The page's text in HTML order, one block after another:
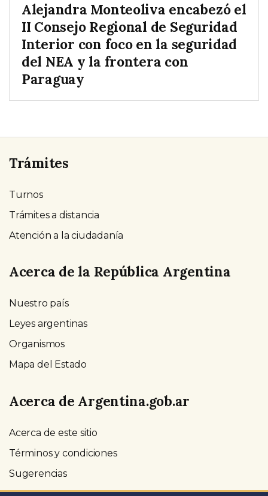
Alejandra Monteoliva encabezó el
II Consejo Regional de Seguridad
Interior con foco en la seguridad
del NEA y la frontera con
Paraguay
Trámites
Turnos
Trámites a distancia
Atención a la ciudadanía
Acerca de la República Argentina
Nuestro país
Leyes argentinas
Organismos
Mapa del Estado
Acerca de Argentina.gob.ar
Acerca de este sitio
Términos y condiciones
Sugerencias